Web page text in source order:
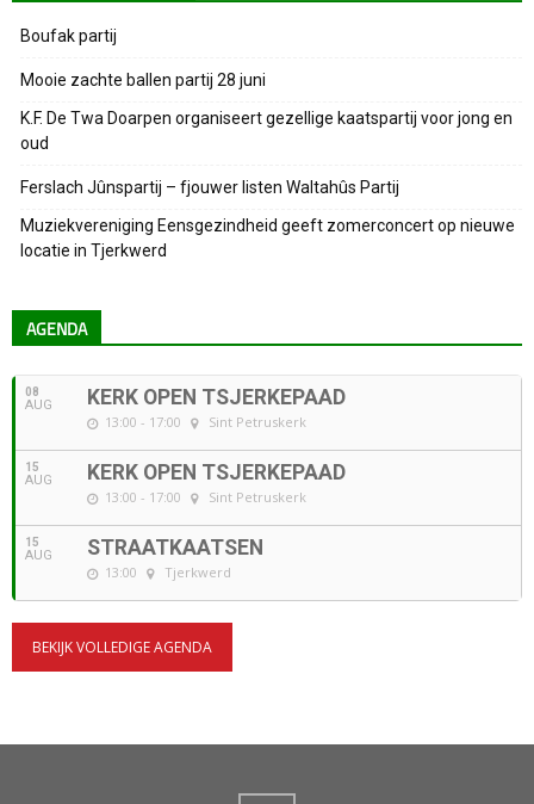
Boufak partij
Mooie zachte ballen partij 28 juni
K.F. De Twa Doarpen organiseert gezellige kaatspartij voor jong en
oud
Ferslach Jûnspartij – fjouwer listen Waltahûs Partij
Muziekvereniging Eensgezindheid geeft zomerconcert op nieuwe
locatie in Tjerkwerd
AGENDA
08
AUG KERK OPEN TSJERKEPAAD
13:00 - 17:00 Sint Petruskerk
15
AUG KERK OPEN TSJERKEPAAD
13:00 - 17:00 Sint Petruskerk
15
AUG STRAATKAATSEN
13:00 Tjerkwerd
BEKIJK VOLLEDIGE AGENDA